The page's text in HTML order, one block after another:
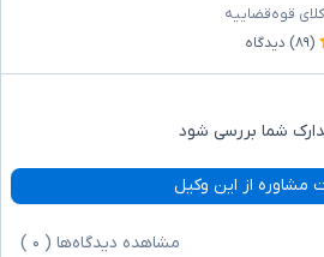
قوه‌قضاییه
(۸۹) دیدگاه
شما بررسی شود
مشاوره از این وکیل
مشاهده دیدگاه‌ها ( ۰